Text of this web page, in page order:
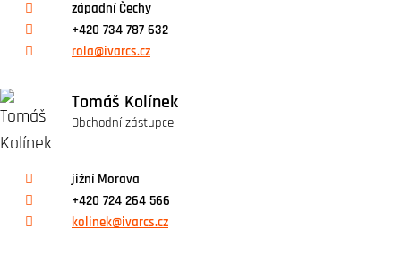
západní Čechy
+420 734 787 632
rola@ivarcs.cz
Tomáš Kolínek
Obchodní zástupce
jižní Morava
+420 724 264 566
kolinek@ivarcs.cz